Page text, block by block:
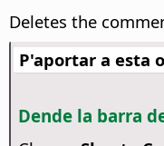
Deletes the
P'aportar a esta
Dende la barra